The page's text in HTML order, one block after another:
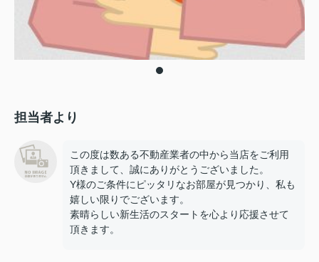
担当者より
この度は数ある不動産業者の中から当店をご利用
頂きまして、誠にありがとうございました。
Y様のご条件にピッタリなお部屋が見つかり、私も
嬉しい限りでございます。
素晴らしい新生活のスタートを心より応援させて
頂きます。